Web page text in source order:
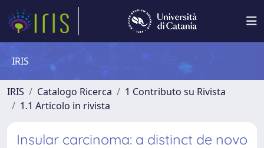
IRIS
IRIS Catalogo Ricerca
1 Contributo su Rivista
1.1 Articolo in rivista
Insular carcinoma: a distinct de novo